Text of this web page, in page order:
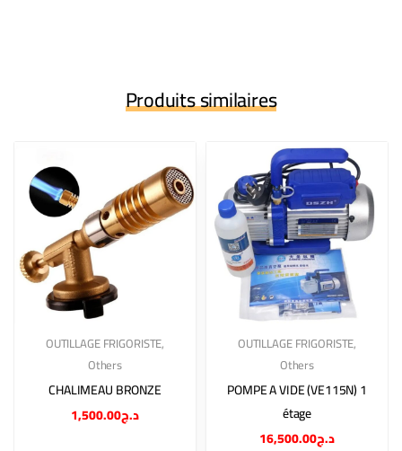
Produits similaires
OUTILLAGE FRIGORISTE,
Others
CHALIMEAU BRONZE
د.ج1,500.00
OUTILLAGE FRIGORISTE,
Others
POMPE A VIDE (VE115N) 1
étage
د.ج16,500.00